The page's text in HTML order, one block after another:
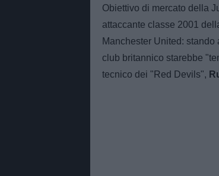
Obiettivo di mercato della
attaccante classe 2001
Manchester United: stando
club britannico starebbe
tecnico dei "Red Devils",